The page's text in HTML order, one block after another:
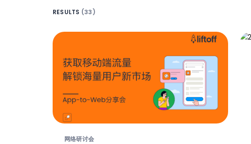
RESULTS (33)
网络研讨会